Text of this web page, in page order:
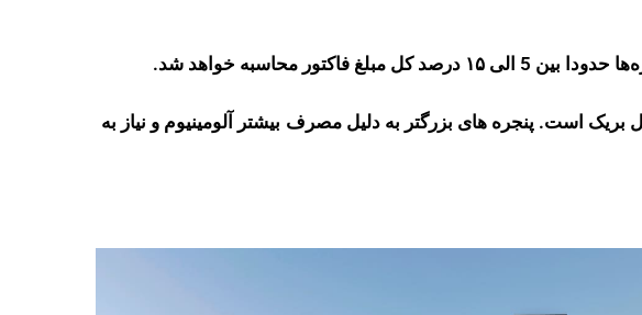
محاسبه خواهد شد.
بریک است. پنجره های بزرگتر به دلیل مصرف بیشتر آلومینیوم و نیاز به